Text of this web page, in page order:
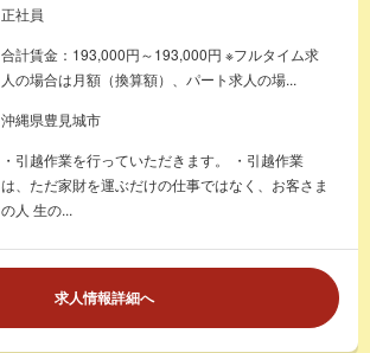
正社員
合計賃金：193,000円～193,000円 ※フルタイム求
人の場合は月額（換算額）、パート求人の場...
沖縄県豊見城市
・引越作業を行っていただきます。 ・引越作業
は、ただ家財を運ぶだけの仕事ではなく、お客さま
の人 生の...
求人情報詳細へ